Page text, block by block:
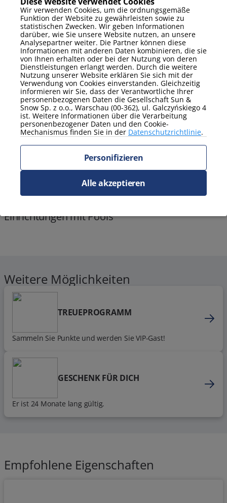
Aufenthaltspaket mit kostenloser Massage!
Einrichtungen mit Pools
Weitere Möglichkeiten
TREUEPROGRAMM
Sammeln Sie Punkte und werden Sie VIP-Gast!
GESCHENK FÜR DICH
Er ist 24 Monate lang gültig.
Empfohlene Eigenschaften
Wir verwenden Cookies, um die ordnungsgemäße
Funktion der Website zu gewährleisten sowie zu
statistischen Zwecken. Wir geben Informationen
darüber, wie Sie unsere Website nutzen, an unsere
Analysepartner weiter. Die Partner können diese
Informationen mit anderen Daten kombinieren, die sie
von Ihnen erhalten oder bei der Nutzung von deren
Dienstleistungen erlangt werden. Durch die weitere
Nutzung unserer Website erklären Sie sich mit der
Verwendung von Cookies einverstanden. Gleichzeitig
informieren wir Sie, dass der Verantwortliche Ihrer
personenbezogenen Daten die Gesellschaft Sun &
Snow Sp. z o.o., Warschau (00-362), ul. Galczyńskiego 4
ist. Weitere Informationen über die Verarbeitung
personenbezogener Daten und den Cookie-
Mechanismus finden Sie in der Datenschutzrichtlinie.
Personifizieren
Alle akzeptieren